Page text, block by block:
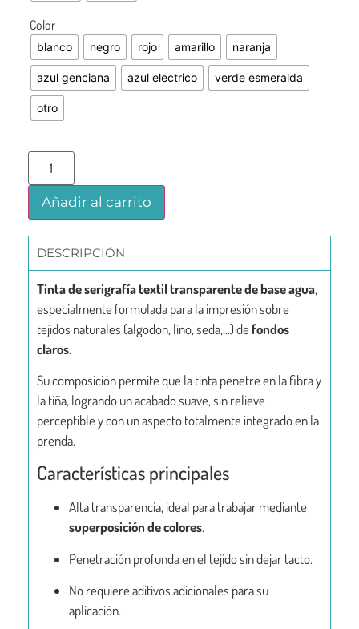
Color
blanco negro rojo amarillo naranja
azul genciana azul electrico verde esmeralda
otro
Añadir al carrito
DESCRIPCIÓN
Tinta de serigrafía textil transparente de base agua,
especialmente formulada para la impresión sobre
tejidos naturales (algodon, lino, seda,…) defondos
claros.
Su composición permite que la tinta penetre en la fibra y
la tiña, logrando un acabado suave, sin relieve
perceptible y con un aspecto totalmente integrado en la
prenda.
Características principales
Alta transparencia, ideal para trabajar mediante
superposición de colores.
Penetración profunda en el tejido sin dejar tacto.
No requiere aditivos adicionales para su
aplicación.